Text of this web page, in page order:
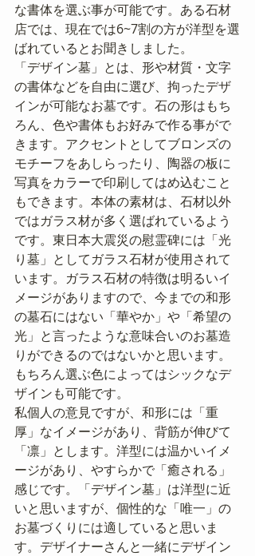
な書体を選ぶ事が可能です。ある石材
店では、現在では6~7割の方が洋型を選
ばれているとお聞きしました。
「デザイン墓」とは、形や材質・文字
の書体などを自由に選び、拘ったデザ
インが可能なお墓です。石の形はもち
ろん、色や書体もお好みで作る事がで
きます。アクセントとしてブロンズの
モチーフをあしらったり、陶器の板に
写真をカラーで印刷してはめ込むこと
もできます。本体の素材は、石材以外
ではガラス材が多く選ばれているよう
です。東日本大震災の慰霊碑には「光
り墓」としてガラス石材が使用されて
います。ガラス石材の特徴は明るいイ
メージがありますので、今までの和形
の墓石にはない「華やか」や「希望の
光」と言ったような意味合いのお墓造
りができるのではないかと思います。
もちろん選ぶ色によってはシックなデ
ザインも可能です。
私個人の意見ですが、和形には「重
厚」なイメージがあり、背筋が伸びて
「凛」とします。洋型には温かいイメ
ージがあり、やすらかで「癒される」
感じです。「デザイン墓」は洋型に近
いと思いますが、個性的な「唯一」の
お墓づくりには適していると思いま
す。デザイナーさんと一緒にデザイン